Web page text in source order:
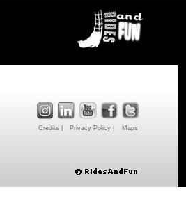
Credits | Privacy Policy | Maps